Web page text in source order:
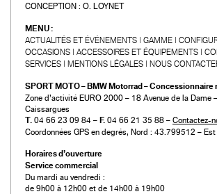
CONCEPTION : O. LOYNET
MENU :
ACTUALITÉS ET ÉVÉNEMENTS GAMME
OCCASIONS
ACCESSOIRES ET ÉQUIPEMENTS
SERVICES
MENTIONS LÉGALES NOUS
SPORT MOTO – BMW Motorrad – Concessionnaire
Zone d’activité EURO 2000 – 18 Avenue de la Dame
Caissargues
T. 04 66 23 09 84 – F. 04 66 21 35 88 – Contactez-
Coordonnées GPS en degrés, Nord : 43.799512 –
Horaires d’ouverture
Service commercial
Du mardi au vendredi :
de 9h00 à 12h00 et de 14h00 à 19h00